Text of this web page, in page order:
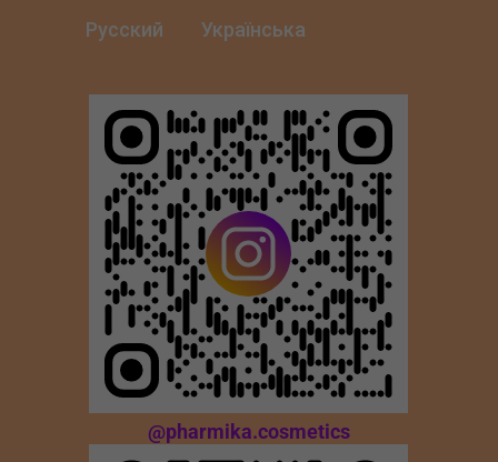
Русский Українська
@pharmika.cosmetics